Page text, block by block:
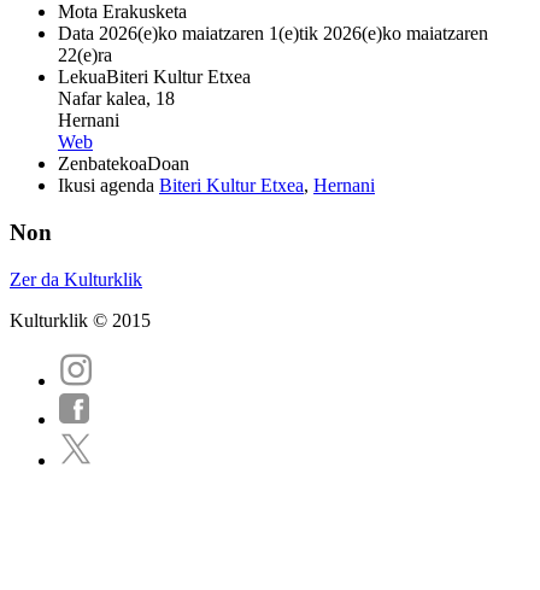
Mota Erakusketa
Data 2026(e)ko maiatzaren 1(e)tik 2026(e)ko maiatzaren
22(e)ra
LekuaBiteri Kultur Etxea
Nafar kalea, 18
Hernani
Web
ZenbatekoaDoan
Ikusi agenda Biteri Kultur Etxea, Hernani
Non
Zer da Kulturklik
Kulturklik © 2015